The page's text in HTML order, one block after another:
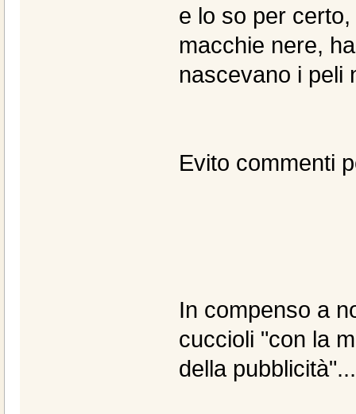
e lo so per
macchie nere,
nascevano i peli
Evito commenti
In compenso a
cuccioli "con la
della